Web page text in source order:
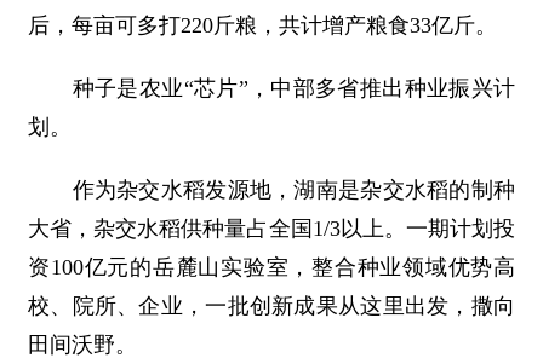
后，每亩可多打220斤粮，共计增产粮食33亿斤。
种子是农业“芯片”，中部多省推出种业振兴计
划。
作为杂交水稻发源地，湖南是杂交水稻的制种
大省，杂交水稻供种量占全国1/3以上。一期计划投
资100亿元的岳麓山实验室，整合种业领域优势高
校、院所、企业，一批创新成果从这里出发，撒向
田间沃野。